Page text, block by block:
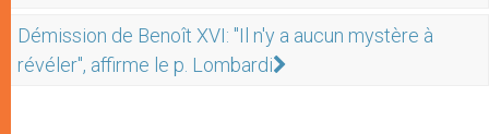
Démission de Benoît XVI: "Il n'y a aucun mystère à
révéler", affirme le p. Lombardi